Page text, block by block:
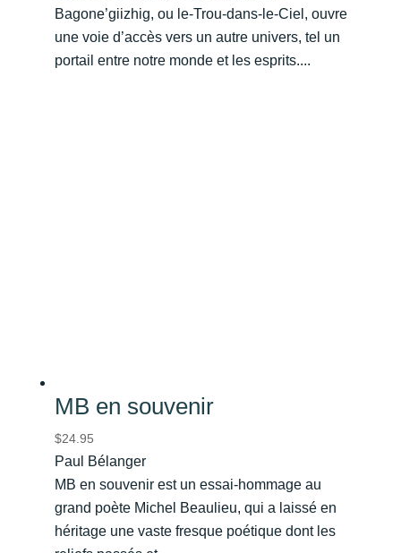
Bagone’giizhig, ou le-Trou-dans-le-Ciel, ouvre
une voie d’accès vers un autre univers, tel un
portail entre notre monde et les esprits....
MB en souvenir
$24.95
Paul Bélanger
MB en souvenir est un essai-hommage au
grand poète Michel Beaulieu, qui a laissé en
héritage une vaste fresque poétique dont les